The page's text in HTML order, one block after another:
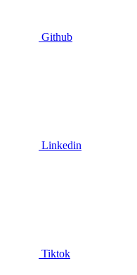
Github
Linkedin
Tiktok